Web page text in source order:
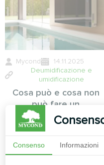
Mycond
14.11.2025
Deumidificazione e
umidificazione
Cosa può e cosa non
può fare un
deumidificatore per
piscina: aspettative
Consenso Informazioni